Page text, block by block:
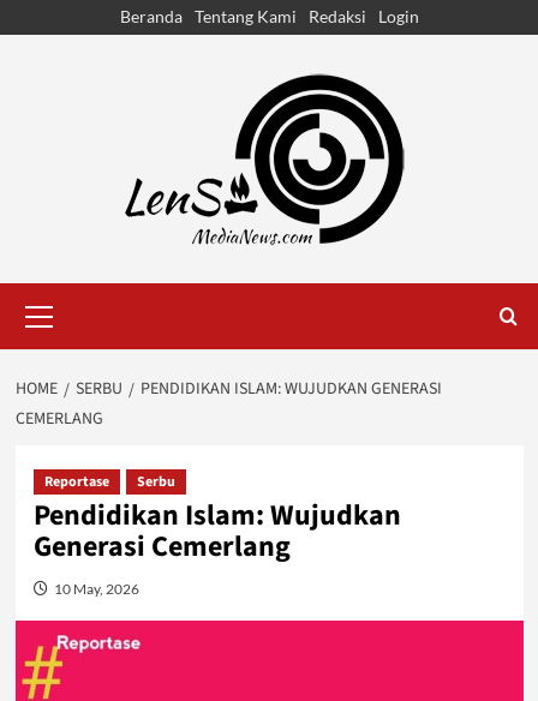
Beranda Tentang Kami Redaksi Login
Menu
HOME SERBU
PENDIDIKAN ISLAM: WUJUDKAN GENERASI
CEMERLANG
Reportase Serbu
Pendidikan Islam: Wujudkan
Generasi Cemerlang
10 May, 2026